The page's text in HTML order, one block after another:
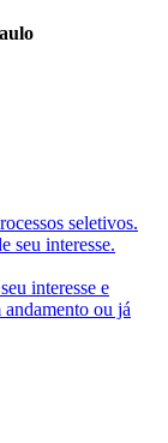
seletivos.
seu interesse.
interesse e
andamento ou já